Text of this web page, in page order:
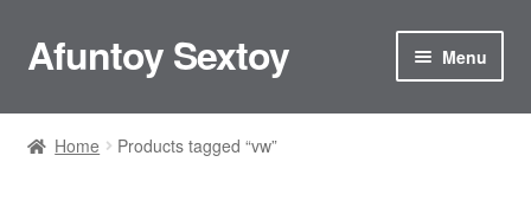
Skip
to
Skip
to
Afuntoy Sextoy Menu
Home
Home Products tagged “vw”